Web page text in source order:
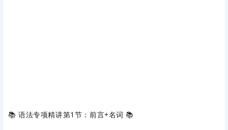
📚 ‌语法专项精讲第1节：前言+名词 ‌ 📚